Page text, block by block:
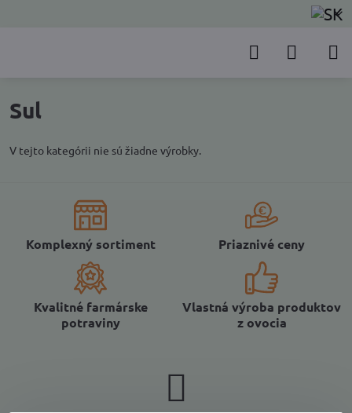
Sul
V tejto kategórii nie sú žiadne výrobky.
Komplexný sortiment Priaznivé ceny
Kvalitné farmárske
potraviny
Vlastná výroba produktov
z ovocia